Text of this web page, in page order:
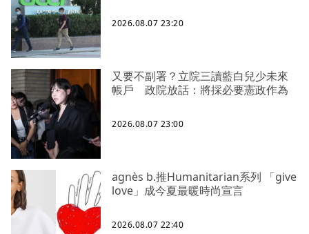
2026.08.07 23:20
又要不副署？立院三讀藍白兒少未來
帳戶 政院放話：將採必要憲政作為
2026.08.07 23:00
agnès b.推Humanitarian系列 「give
love」成今夏最暖時尚宣言
2026.08.07 22:40